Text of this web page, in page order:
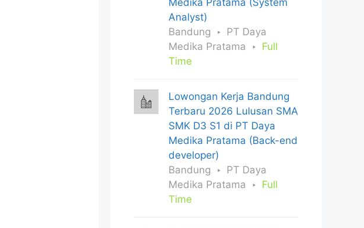
Medika Pratama (System
Analyst)
Bandung
PT Daya
Medika Pratama
Full
Time
Lowongan Kerja Bandung
Terbaru 2026 Lulusan SMA
SMK D3 S1 di PT Daya
Medika Pratama (Back-end
developer)
Bandung
PT Daya
Medika Pratama
Full
Time